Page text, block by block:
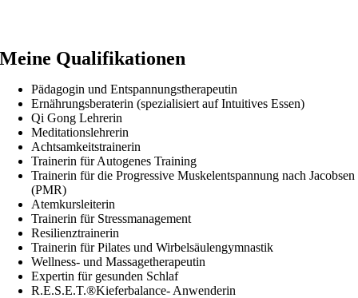
Meine Qualifikationen
Pädagogin und Entspannungstherapeutin
Ernährungsberaterin (spezialisiert auf Intuitives Essen)
Qi Gong Lehrerin
Meditationslehrerin
Achtsamkeitstrainerin
Trainerin für Autogenes Training
Trainerin für die Progressive Muskelentspannung nach Jacobsen
(PMR)
Atemkursleiterin
Trainerin für Stressmanagement
Resilienztrainerin
Trainerin für Pilates und Wirbelsäulengymnastik
Wellness- und Massagetherapeutin
Expertin für gesunden Schlaf
R.E.S.E.T.®Kieferbalance- Anwenderin